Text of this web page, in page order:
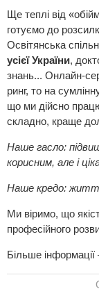
Ще теплі від
готуємо до
Освітянська
усієї України,
знань... Онлайн-
ринг, то на
що ми дійсно
складно, краще
Наше гасло:
корисним, але і
Наше кредо:
Ми віримо, що
професійного
Більше інформації